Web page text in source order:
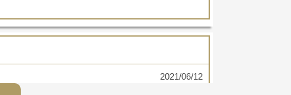
2021/06/12
。こういった悪質極まりない詐欺案件に騙され